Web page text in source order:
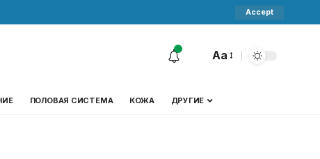
Accept
Aa
ПОЛОВАЯ СИСТЕМА КОЖА ДРУГИЕ